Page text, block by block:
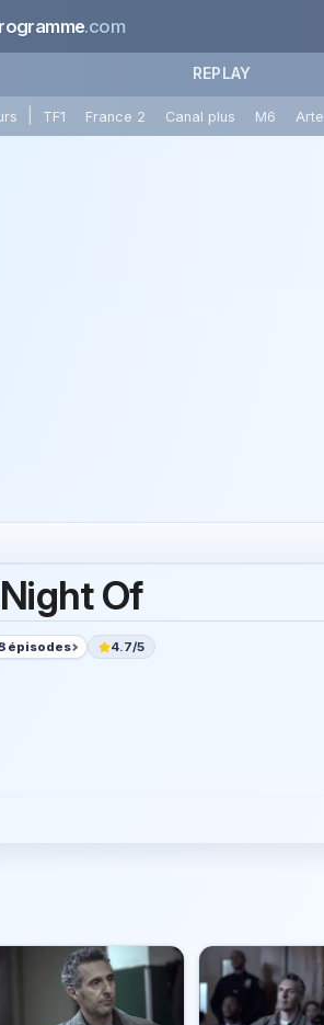
.com
REPLAY
TF1 France 2 Canal plus M6 Arte
Of
épisodes 4.7/5